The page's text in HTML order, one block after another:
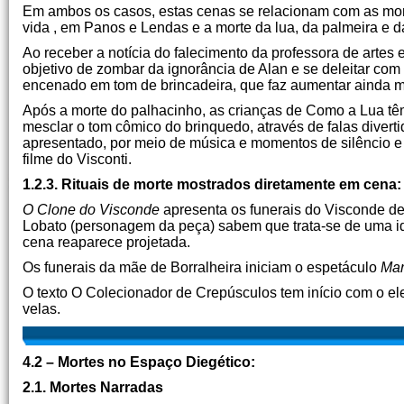
Em ambos os casos, estas cenas se relacionam com as
vida , em Panos e Lendas e a morte da lua, da palmeira e
Ao receber a notícia do falecimento da professora de
objetivo de zombar da ignorância de Alan e se deleitar
encenado em tom de brincadeira, que faz aumentar ainda
Após a morte do palhacinho, as crianças de Como a Lua
mesclar o tom cômico do brinquedo, através de falas
apresentado, por meio de música e momentos de silêncio
filme do Visconti.
1.2.3. Rituais de morte mostrados diretamente em cena:
O Clone do Visconde apresenta os funerais do Visconde
Lobato (personagem da peça) sabem que trata-se de
cena reaparece projetada.
Os funerais da mãe de Borralheira iniciam o espetáculo
O texto O Colecionador de Crepúsculos tem início com o
velas.
4.2 – Mortes no Espaço Diegético:
2.1. Mortes Narradas